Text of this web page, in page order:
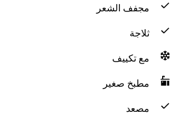
مجفف الشعر
ثلاجة
مع تكييف
مطبخ صغير
مصعد